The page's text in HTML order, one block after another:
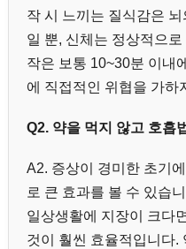
작 시 느끼는 질식감은
일 뿐, 신체는 정상적으
작은 보통 10~30분 이내
에 직접적인 위협을 가하
Q2. 약을 먹지 않고 호흡
A2. 증상이 경미한 초기
로 큰 효과를 볼 수 있습
일상생활에 지장이 크다
것이 훨씬 효율적입니다.